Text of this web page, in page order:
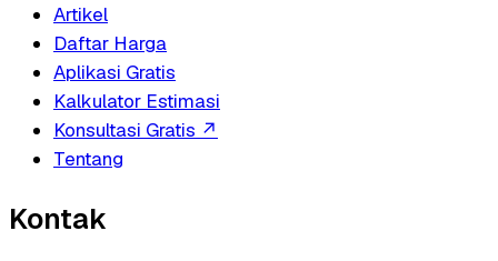
Artikel
Daftar Harga
Aplikasi Gratis
Kalkulator Estimasi
Konsultasi Gratis ↗
Tentang
Kontak